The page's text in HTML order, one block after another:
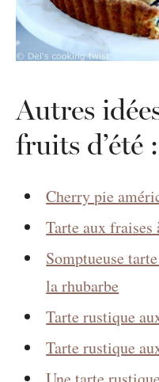
Autres
fruits d’été :
Cherry pie
Tarte aux fraises
Somptueuse
la rhubarbe
Tarte rustique
Tarte rustique